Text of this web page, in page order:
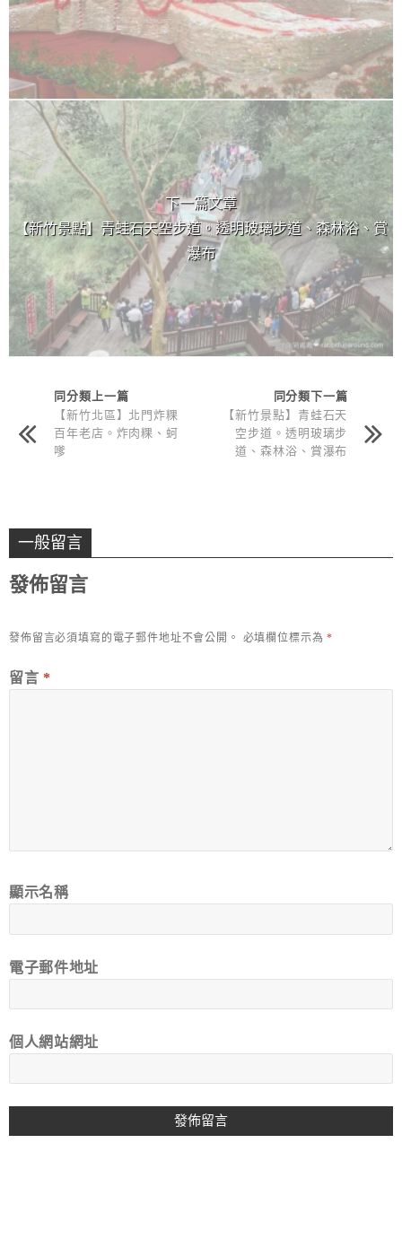
下一篇文章
【新竹景點】青蛙石天空步道。透明玻璃步道、森林浴、賞
瀑布
同分類上一篇
【新竹北區】北門炸粿
百年老店。炸肉粿、蚵
嗲
同分類下一篇
【新竹景點】青蛙石天
空步道。透明玻璃步
道、森林浴、賞瀑布
一般留言
發佈留言
發佈留言必須填寫的電子郵件地址不會公開。 必填欄位標示為*
留言 *
顯示名稱
電子郵件地址
個人網站網址